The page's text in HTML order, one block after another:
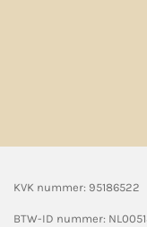
KVK nummer: 95186522
BTW-ID nummer: